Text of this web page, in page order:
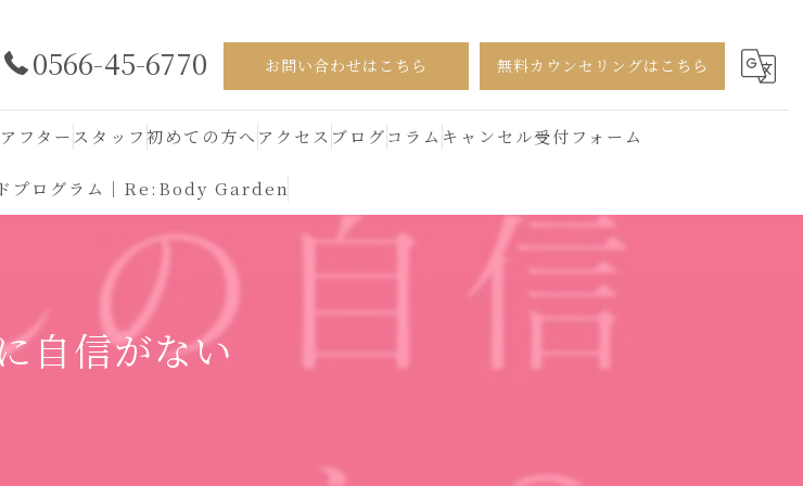
0566-45-6770 お問い合わせはこちら 無料カウンセリングはこちら
フター スタッフ初めての方へ アクセス ブログコラム キャンセル受付フォーム
プログラム｜Re:Body Garden
自信がない